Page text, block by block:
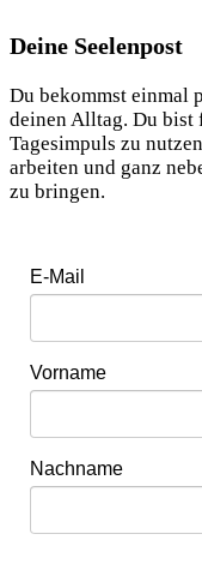
Deine Seelenpost
Du bekommst einmal
deinen Alltag. Du bist
Tagesimpuls zu
arbeiten und ganz
zu bringen.
E-Mail
Vorname
Nachname